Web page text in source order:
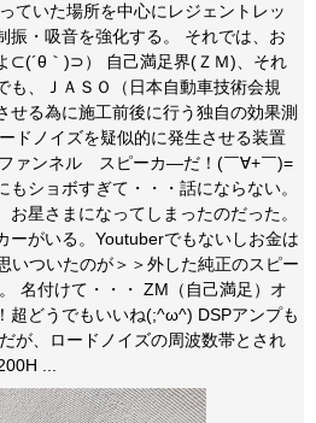
ていた場所を中心にレジェントレッ
振・吸音を強化する。 それでは、お
⊂(´θ｀)⊃） 自己満足界(ＺＭ)、それ
も、ＪＡＳＯ（日本自動車技術会規
せる為に施工前後に行う独自の効果測
ドノイズを疑似的に発生させる装置
ァンネル スピーカ―だ！(￣∀+￣)=
もショボすぎて・・・話にならない。
お星さまになってしまったのだった。
ーがいる。Youtuberでもないしお金は
いついたのが＞＞外した純正のスピー
名付けて・・・ ZM（自己満足）オ
どうでもいいね(;^ω^) DSPアンプも
が、ロードノイズの周波数帯とされ
...